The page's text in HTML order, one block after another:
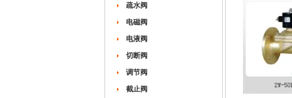
疏水阀
电磁阀
电液阀
切断阀
调节阀
截止阀